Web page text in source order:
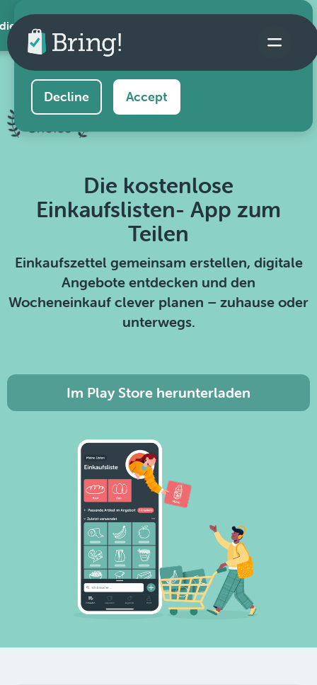
AppThis website uses cookies to ensure you get the
best experience on our website.
Decline Accept
Die kostenlose
Einkaufslisten- App zum
Teilen
Einkaufszettel gemeinsam erstellen, digitale
Angebote entdecken und den
Wocheneinkauf clever planen – zuhause oder
unterwegs.
Im Play Store herunterladen